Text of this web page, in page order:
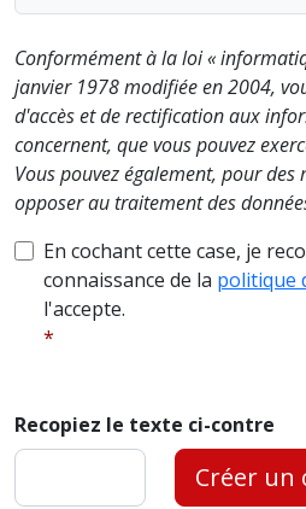
Conformément à la loi «
janvier 1978 modifiée en 2004,
d'accès et de rectification aux
concernent, que vous pouvez
Vous pouvez également, pour
opposer au traitement des
En cochant cette case, je
connaissance de la politique
l'accepte.
Recopiez le texte ci-contre
Créer un